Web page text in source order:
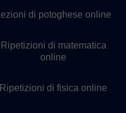
Lezioni di potoghese online
Ripetizioni di matematica
online
Ripetizioni di fisica online